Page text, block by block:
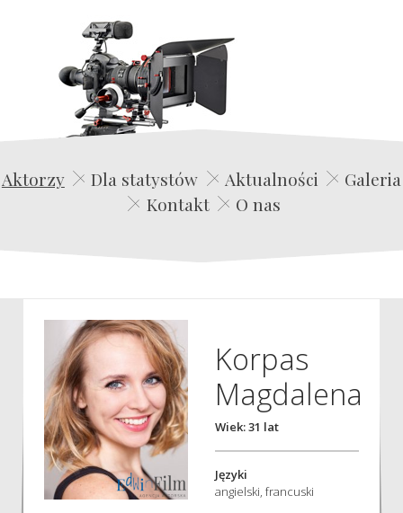
Edwin Film Agencja Aktorska
Aktorzy Dla statystów Aktualności
Galeria
Kontakt
O nas
Korpas
Magdalena
Wiek: 31 lat
Języki
angielski, francuski